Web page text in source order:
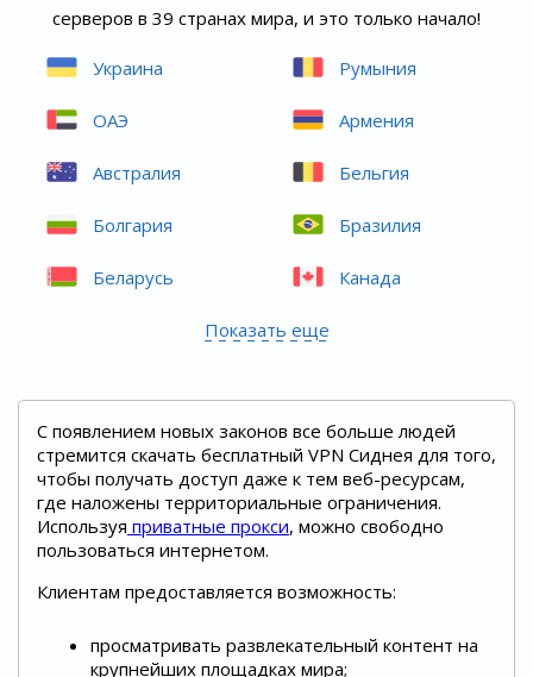
серверов в 39 странах мира, и это только начало!
Украина Румыния
ОАЭ Армения
Австралия Бельгия
Болгария Бразилия
Беларусь Канада
Показать еще
С появлением новых законов все больше людей
стремится скачать бесплатный VPN Сиднея для того,
чтобы получать доступ даже к тем веб-ресурсам,
где наложены территориальные ограничения.
Используя приватные прокси, можно свободно
пользоваться интернетом.
Клиентам предоставляется возможность:
просматривать развлекательный контент на
крупнейших площадках мира;